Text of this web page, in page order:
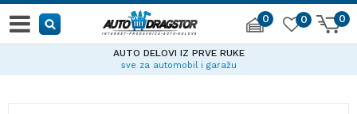
0 0
0
AUTO DELOVI IZ PRVE RUKE
sve za automobil i garažu